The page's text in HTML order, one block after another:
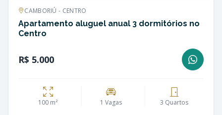
CAMBORIÚ - CENTRO
Apartamento aluguel anual 3 dormitórios no
Centro
R$ 5.000
100 m² 1 Vagas 3 Quartos